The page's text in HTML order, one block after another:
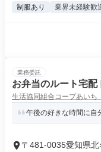
制服あり 業界未経験歓
業務委託
お弁当のルート宅配
生活協同組合コープあい
午後の好きな時間に自
〒481-0035愛知県